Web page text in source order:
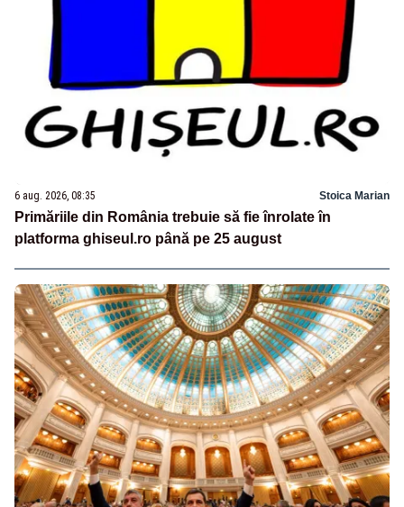
6 aug. 2026, 08:35 Stoica Marian
Primăriile din România trebuie să fie înrolate în
platforma ghiseul.ro până pe 25 august